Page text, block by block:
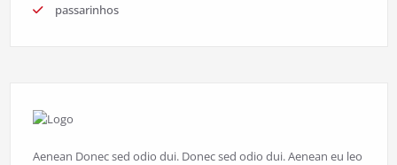
passarinhos
Aenean Donec sed odio dui. Donec sed odio dui. Aenean eu leo